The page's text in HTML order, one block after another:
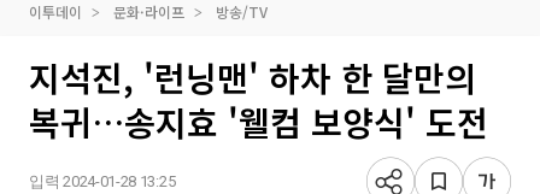
이투데이 문화·라이프 방송/TV
지석진, '런닝맨' 하차 한 달만의
복귀…송지효 '웰컴 보양식' 도전
입력 2024-01-28 13:25